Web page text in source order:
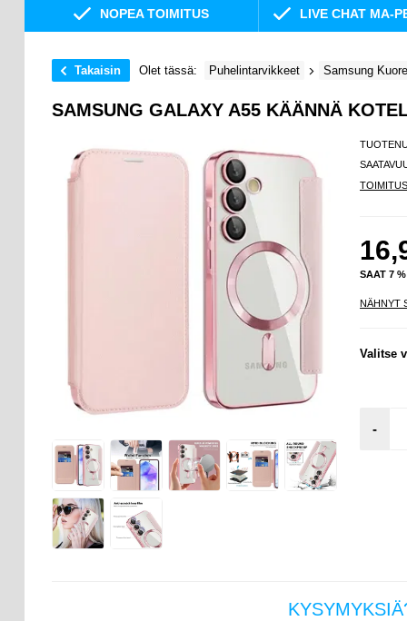
NOPEA TOIMITUS LIVE CHAT MA-
Takaisin Olet tässä: Puhelintarvikkeet Samsung
SAMSUNG GALAXY A55 KÄÄNNÄ
SAAT 7
NÄHNYT
Valitse
-